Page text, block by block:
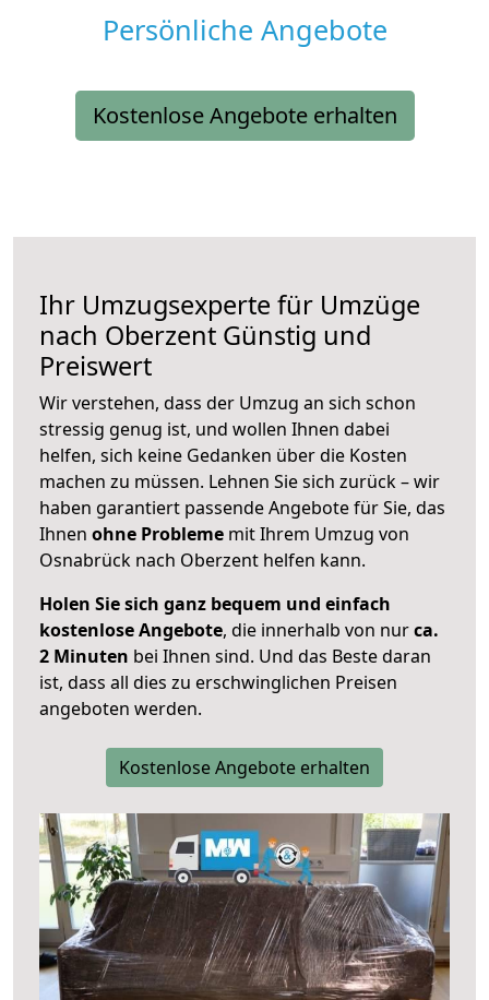
Persönliche Angebote
Kostenlose Angebote erhalten
Ihr Umzugsexperte für Umzüge
nach Oberzent Günstig und
Preiswert
Wir verstehen, dass der Umzug an sich schon
stressig genug ist, und wollen Ihnen dabei
helfen, sich keine Gedanken über die Kosten
machen zu müssen. Lehnen Sie sich zurück – wir
haben garantiert passende Angebote für Sie, das
Ihnen ohne Probleme mit Ihrem Umzug von
Osnabrück nach Oberzent helfen kann.
Holen Sie sich ganz bequem und einfach
kostenlose Angebote, die innerhalb von nurca.
2 Minuten bei Ihnen sind. Und das Beste daran
ist, dass all dies zu erschwinglichen Preisen
angeboten werden.
Kostenlose Angebote erhalten